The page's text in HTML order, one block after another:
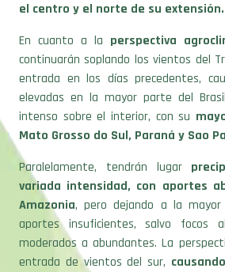
el centro y el norte de su extensión.
En cuanto a la perspectiva
continuarán soplando los vientos del
entrada en los días precedentes,
elevadas en la mayor parte del
intenso sobre el interior, con su
Mato Grosso do Sul, Paraná y Sao
Paralelamente, tendrán lugar
variada intensidad, con aportes
Amazonia, pero dejando a la
aportes insuficientes, salvo focos
moderados a abundantes. La
entrada de vientos del sur,